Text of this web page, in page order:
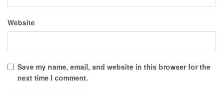
Website
Save my name, email, and website in this browser for the
next time I comment.